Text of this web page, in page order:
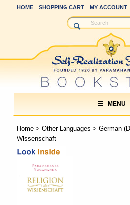
HOME SHOPPING CART MY ACCOUNT
MENU
Home> Other Languages > German
Wissenschaft